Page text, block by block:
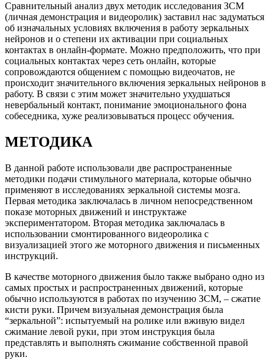
Сравнительный анализ двух методик исследования ЗСМ
(личная демонстрация и видеоролик) заставил нас задуматься
об изначальных условиях включения в работу зеркальных
нейронов и о степени их активации при социальных
контактах в онлайн-формате. Можно предположить, что при
социальных контактах через сеть онлайн, которые
сопровождаются общением с помощью видеочатов, не
происходит значительного включения зеркальных нейронов в
работу. В связи с этим может значительно ухудшаться
невербальный контакт, понимание эмоционального фона
собеседника, хуже реализовываться процесс обучения.
МЕТОДИКА
В данной работе использовали две распространенные
методики подачи стимульного материала, которые обычно
применяют в исследованиях зеркальной системы мозга.
Первая методика заключалась в личном непосредственном
показе моторных движений и инструктаже
экспериментатором. Вторая методика заключалась в
использовании смонтированного видеоролика с
визуализацией этого же моторного движения и письменных
инструкций.
В качестве моторного движения было также выбрано одно из
самых простых и распространенных движений, которые
обычно используются в работах по изучению ЗСМ, – сжатие
кисти руки. Причем визуальная демонстрация была
“зеркальной”: испытуемый на ролике или вживую видел
сжимание левой руки, при этом инструкция была
представлять и выполнять сжимание собственной правой
руки.